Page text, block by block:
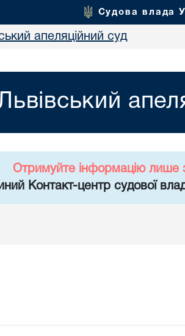
Судова влада
апеляційний суд
Отримуйте інформацію лише
Контакт-центр судової